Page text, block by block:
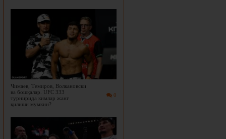
0
Чимаев, Темиров, Волкановски
ва бошқалар. UFC 333
турнирида кимлар жанг
қилиши мумкин?